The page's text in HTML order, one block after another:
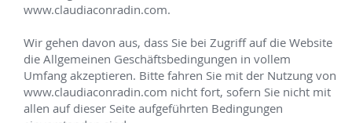
Mentorings
Online-Kurse
Vorgespräch buchen